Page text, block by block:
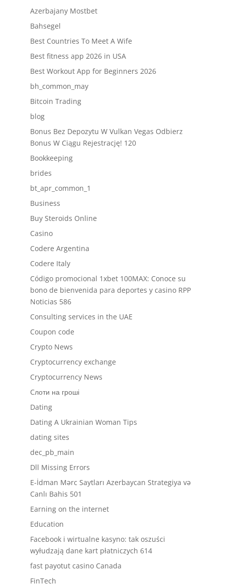
Azerbajany Mostbet
Bahsegel
Best Countries To Meet A Wife
Best fitness app 2026 in USA
Best Workout App for Beginners 2026
bh_common_may
Bitcoin Trading
blog
Bonus Bez Depozytu W Vulkan Vegas Odbierz
Bonus W Ciągu Rejestrację! 120
Bookkeeping
brides
bt_apr_common_1
Business
Buy Steroids Online
Casino
Codere Argentina
Codere Italy
Código promocional 1xbet 100MAX: Conoce su
bono de bienvenida para deportes y casino RPP
Noticias 586
Consulting services in the UAE
Coupon code
Crypto News
Cryptocurrency exchange
Cryptocurrency News
Cлоти на гроші
Dating
Dating A Ukrainian Woman Tips
dating sites
dec_pb_main
Dll Missing Errors
E-İdman Mərc Saytları Azerbaycan Strategiya və
Canlı Bahis 501
Earning on the internet
Education
Facebook i wirtualne kasyno: tak oszuści
wyłudzają dane kart płatniczych 614
fast payotut casino Canada
FinTech